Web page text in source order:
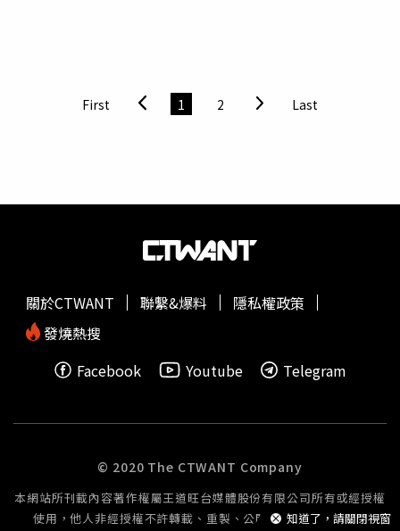
化疑似病人的通報和危機處理機制，以及引入「強制住院」
等措施，以保障病患權益。
員、諮詢委員都是無給職，但得依規定支給兼職酬勞，包括
出席費2000元，
審查費
部分，申訴會委員每位上限3萬元，
月，維持500元收費。飛航公告申請
審查費
則為每空域500
元，政府機關執行公務且使用自有無人機及編制內操作人員
測。第二階段將於114年12月1日實施，屆時市面上販售的
錄。第三階段則訂於116年12月1日起實施，配合無人機註
冊2年效期，法人活動將禁止使用未完成檢驗及登錄的無人
First 1 2 Last
知道了，請關閉視窗
關於CTWANT 聯繫&爆料
隱私權政策
發燒熱搜
Facebook
Youtube Telegram
© 2020 The CTWANT Company
本網站所刊載內容著作權屬王道旺台媒體股份有限公司所有或經授權
使用，他人非經授權不許轉載、重製、公開播送或公開傳輸。